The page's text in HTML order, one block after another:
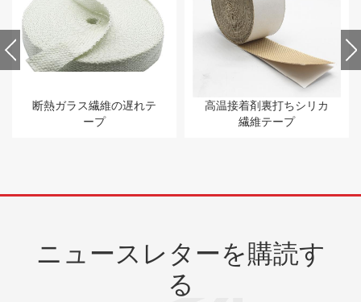
断熱ガラス繊維の遅れテ
ープ
高温接着剤裏打ちシリカ
繊維テープ
ニュースレターを購読す
る